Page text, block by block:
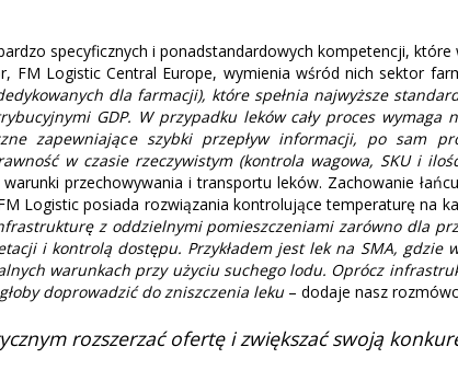
specyficznych i ponadstandardowych kompetencji,
FM Logistic Central Europe, wymienia wśród nich sektor
dla farmacji), które spełnia najwyższe
GDP. W przypadku leków cały proces wymaga
zapewniające szybki przepływ informacji, po sam
w czasie rzeczywistym (kontrola wagowa, SKU i
przechowywania i transportu leków. Zachowanie
Logistic posiada rozwiązania kontrolujące temperaturę na
z oddzielnymi pomieszczeniami zarówno dla
i kontrolą dostępu. Przykładem jest lek na SMA,
warunkach przy użyciu suchego lodu. Oprócz
doprowadzić do zniszczenia leku– dodaje nasz
rozszerzać ofertę i zwiększać swoją